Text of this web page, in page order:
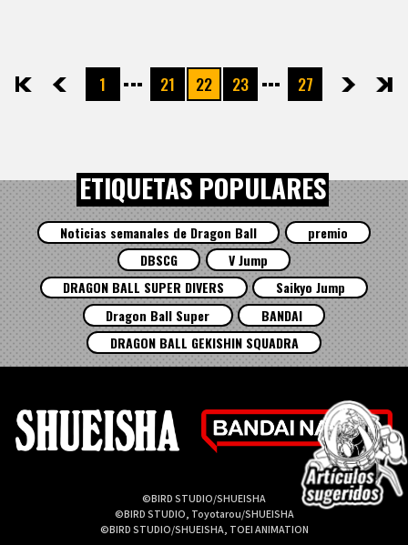
先頭 前へ1 21 22 23 27次へ最後
ETIQUETAS POPULARES
Noticias semanales de Dragon Ball
premio
DBSCG
V Jump
DRAGON BALL SUPER DIVERS
Saikyo Jump
Dragon Ball Super
BANDAI
DRAGON BALL GEKISHIN SQUADRA
©BIRD STUDIO/SHUEISHA
©BIRD STUDIO, Toyotarou/SHUEISHA
©BIRD STUDIO/SHUEISHA, TOEI ANIMATION